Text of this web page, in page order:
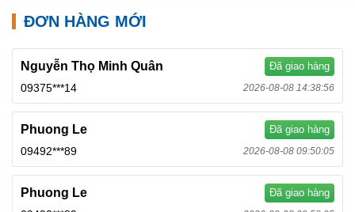
ĐƠN HÀNG MỚI
Nguyễn Thọ Minh Quân Đã giao hàng
09375***14 2026-08-08 14:38:56
Phuong Le Đã giao hàng
09492***89 2026-08-08 09:50:05
Phuong Le Đã giao hàng